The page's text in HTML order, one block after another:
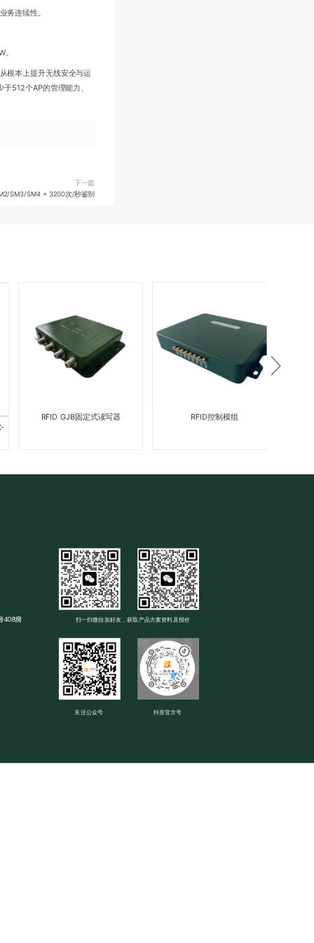
务连续性。
根本上提升无线安全与运
512个AP的管理能力、
下一篇
SM3/SM4 + 3200次/秒鉴别
RFID GJB固定式读写器 RFID控制模组
408房
关注公众号 抖音官方号
扫一扫微信加好友，获取产品方案资料及报价